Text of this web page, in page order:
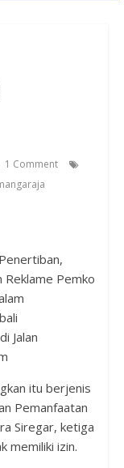
1 Comment
Reklame Pemko
Jalan
itu berjenis
Pemanfaatan
Siregar, ketiga
memiliki izin.